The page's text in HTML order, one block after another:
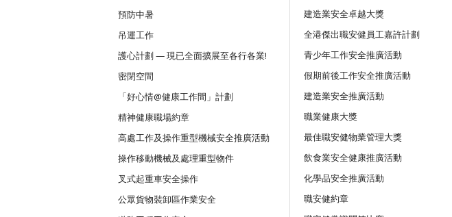
CN(R)
密閉空間作業合資格人士安全訓練重新甄審資格課程
CNVMP
場地管理人員（密閉空間工作）安全訓練課程
EVCAR
電動車維修安全課程
MCBD
預防中暑
吊運工作
護心計劃 — 現已全面擴展至各行各業!
密閉空間
「好心情@健康工作間」計劃
精神健康職場約章
高處工作及操作重型機械安全推廣活動
操作移動機械及處理重型物件
叉式起重車安全操作
公眾貨物裝卸區作業安全
建造業安全卓越大獎
全港傑出職安健員工嘉許計劃
青少年工作安全推廣活動
假期前後工作安全推廣活動
建造業安全推廣活動
職業健康大獎
最佳職安健物業管理大獎
飲食業安全健康推廣活動
化學品安全推廣活動
職安健約章